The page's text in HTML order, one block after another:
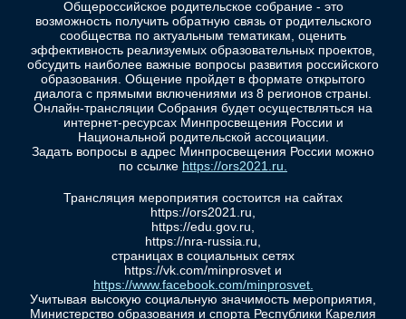
Общероссийское родительское собрание - это
возможность получить обратную связь от родительского
сообщества по актуальным тематикам, оценить
эффективность реализуемых образовательных проектов,
обсудить наиболее важные вопросы развития российского
образования. Общение пройдет в формате открытого
диалога с прямыми включениями из 8 регионов страны.
Онлайн-трансляции Собрания будет осуществляться на
интернет-ресурсах Минпросвещения России и
Национальной родительской ассоциации.
Задать вопросы в адрес Минпросвещения России можно
по ссылке https://ors2021.ru.
Трансляция мероприятия состоится на сайтах
https://ors2021.ru,
https://edu.gov.ru,
https://nra-russia.ru,
страницах в социальных сетях
https://vk.com/minprosvet и
https://www.facebook.com/minprosvet.
Учитывая высокую социальную значимость мероприятия,
Министерство образования и спорта Республики Карелия